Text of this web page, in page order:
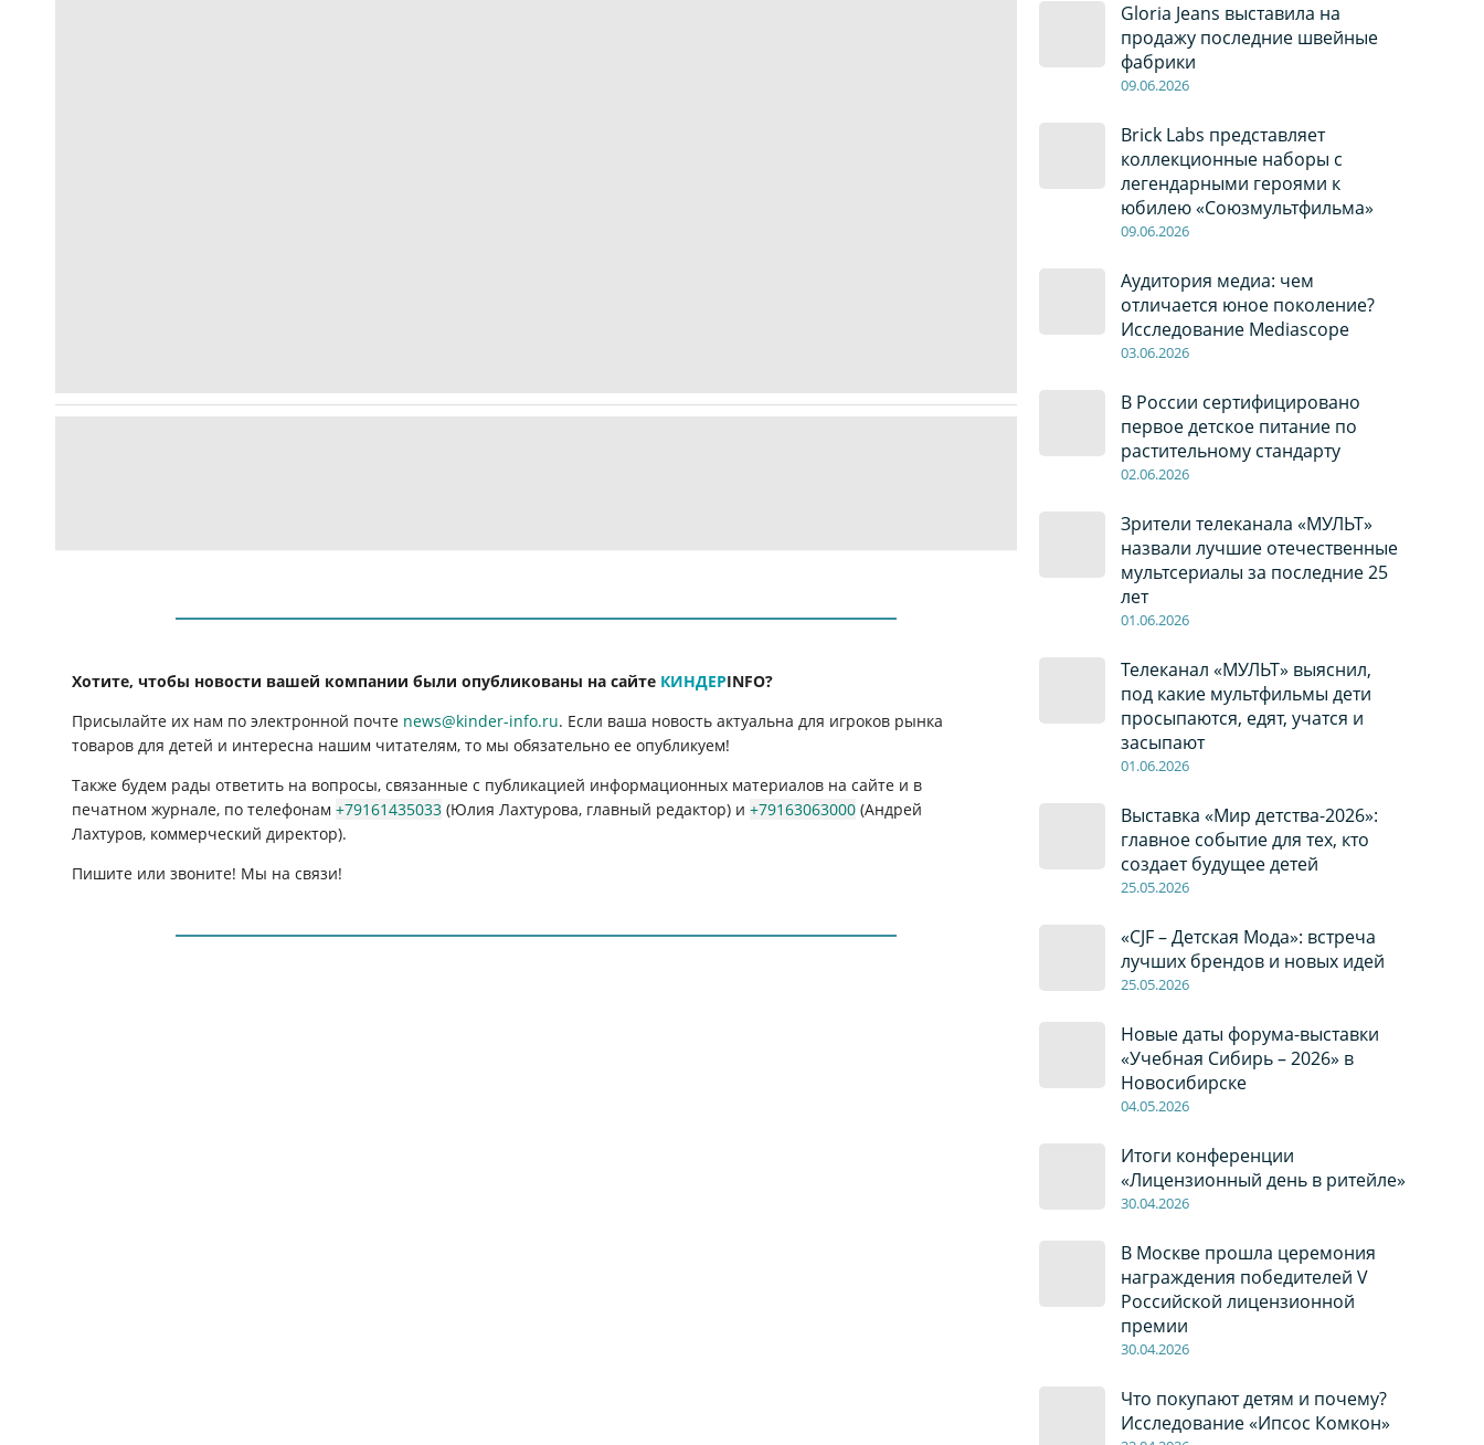
Gloria Jeans выставила на
продажу последние швейные
фабрики
09.06.2026
Brick Labs представляет
коллекционные наборы с
легендарными героями к
юбилею «Союзмультфильма»
09.06.2026
Аудитория медиа: чем
отличается юное поколение?
Исследование Mediascope
03.06.2026
В России сертифицировано
первое детское питание по
растительному стандарту
02.06.2026
Зрители телеканала «МУЛЬТ»
назвали лучшие отечественные
мультсериалы за последние 25
лет
01.06.2026
Телеканал «МУЛЬТ» выяснил,
под какие мультфильмы дети
просыпаются, едят, учатся и
засыпают
01.06.2026
Выставка «Мир детства-2026»:
главное событие для тех, кто
создает будущее детей
25.05.2026
«CJF – Детская Мода»: встреча
лучших брендов и новых идей
25.05.2026
Новые даты форума-выставки
«Учебная Сибирь – 2026» в
Новосибирске
04.05.2026
Итоги конференции
«Лицензионный день в ритейле»
30.04.2026
В Москве прошла церемония
награждения победителей V
Российской лицензионной
премии
30.04.2026
Что покупают детям и почему?
Исследование «Ипсос Комкон»
Хотите, чтобы новости вашей компании были опубликованы на сайте КИНДЕРINFO?
Присылайте их нам по электронной почте news@kinder-info.ru. Если ваша новость актуальна для игроков рынка
товаров для детей и интересна нашим читателям, то мы обязательно ее опубликуем!
Также будем рады ответить на вопросы, связанные с публикацией информационных материалов на сайте и в
печатном журнале, по телефонам+79161435033 (Юлия Лахтурова, главный редактор) и+79163063000 (Андрей
Лахтуров, коммерческий директор).
Пишите или звоните! Мы на связи!